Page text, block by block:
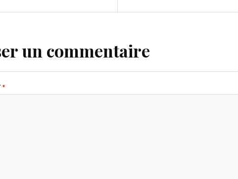
un commentaire
*